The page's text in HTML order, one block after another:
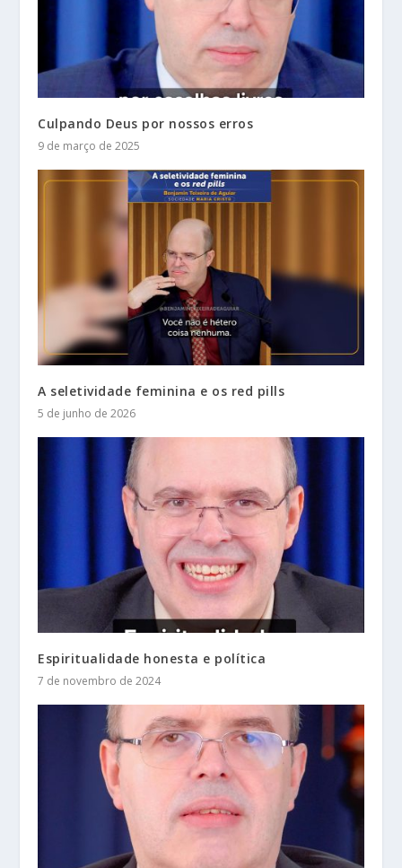
Culpando Deus por nossos erros
9 de março de 2025
A seletividade feminina e os red pills
5 de junho de 2026
Espiritualidade honesta e política
7 de novembro de 2024